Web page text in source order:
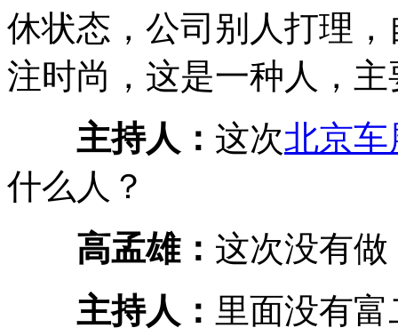
休状态，公司别人打理
注时尚，这是一种人，
主持人： 这次北京车
什么人？
高孟雄： 这次没有
主持人： 里面没有